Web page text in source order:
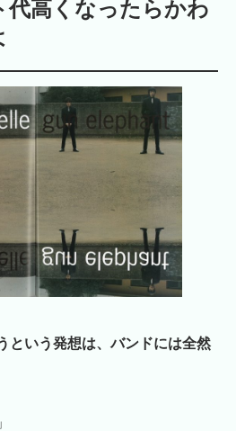
代高くなったらかわ
という発想は、バンドには全然